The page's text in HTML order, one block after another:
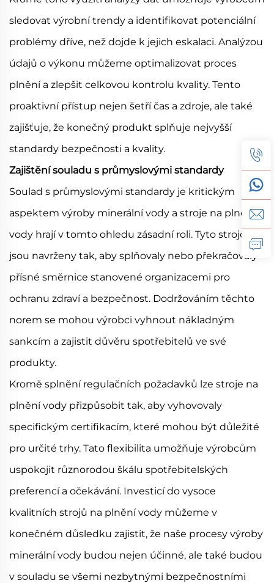
sledovat výrobní trendy a identifikovat potenciální
problémy dříve, než dojde k jejich eskalaci. Analýzou
údajů o výkonu můžeme optimalizovat proces
plnění a zlepšit celkovou kontrolu kvality. Tento
proaktivní přístup nejen šetří čas a zdroje, ale také
zajišťuje, že konečný produkt splňuje nejvyšší
standardy bezpečnosti a kvality.
Zajištění souladu s průmyslovými standardy
Soulad s průmyslovými standardy je kritickým
aspektem výroby minerální vody a stroje na plnění
vody hrají v tomto ohledu zásadní roli. Tyto stroje
jsou navrženy tak, aby splňovaly nebo překračovaly
přísné směrnice stanovené organizacemi pro
ochranu zdraví a bezpečnost. Dodržováním těchto
norem se mohou výrobci vyhnout nákladným
sankcím a zajistit důvěru spotřebitelů ve své
produkty.
Kromě splnění regulačních požadavků lze stroje na
plnění vody přizpůsobit tak, aby vyhovovaly
specifickým certifikacím, které mohou být důležité
pro určité trhy. Tato flexibilita umožňuje výrobcům
uspokojit různorodou škálu spotřebitelských
preferencí a očekávání. Investicí do vysoce
kvalitních strojů na plnění vody můžeme v
konečném důsledku zajistit, že naše procesy výroby
minerální vody budou nejen účinné, ale také budou
v souladu se všemi nezbytnými bezpečnostními